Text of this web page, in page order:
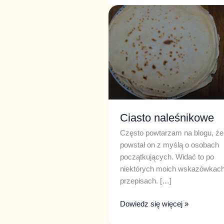
Ciasto naleśnikowe
Często powtarzam na blogu, że
powstał on z myślą o osobach
początkujących. Widać to po
niektórych moich
przepisach. […]
Ciasto
naleśnikowe
Dowiedz się więcej »